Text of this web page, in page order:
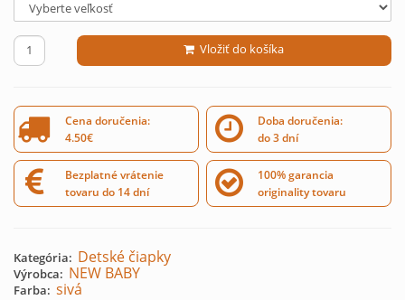
Vložiť do košíka
Cena doručenia:
4.50€
Doba doručenia:
do 3 dní
Bezplatné vrátenie
tovaru do 14 dní
100% garancia
originality tovaru
Kategória: Detské čiapky
Výrobca: NEW BABY
Farba: sivá